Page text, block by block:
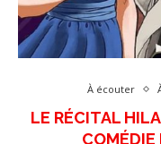
À écouter
LE RÉCITAL
COMÉDIE